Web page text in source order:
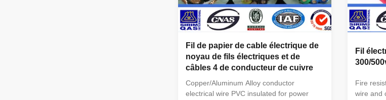
Fil de papier de cable électrique de
noyau de fils électriques et de
câbles 4 de conducteur de cuivre
Copper/Aluminum Alloy conductor
electrical wire PVC insulated for power
Fil
300/
Fire
wire and